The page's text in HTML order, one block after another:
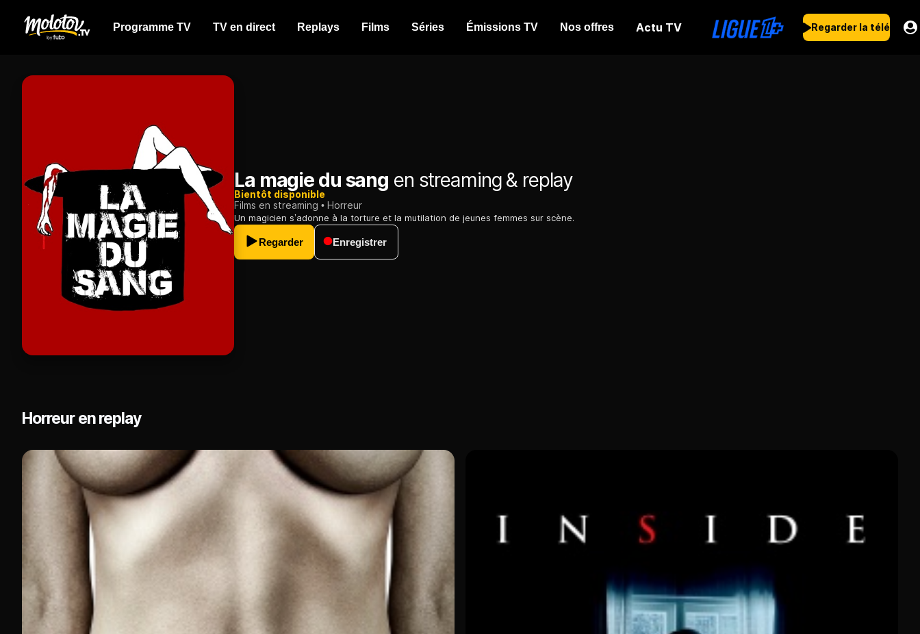
Programme TV TV en direct Replays Films Séries Émissions TV Nos offres Actu TV Regarder la télé
La magie du sang en streaming & replay
Bientôt disponible
Films en streaming
Horreur
Un magicien s’adonne à la torture et la mutilation de jeunes femmes sur scène.
Regarder Enregistrer
Horreur en replay